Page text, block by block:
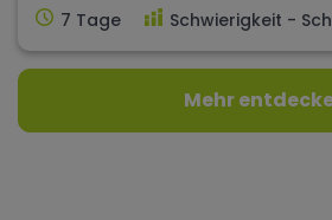
7 Tage Schwierigkeit -
Mehr